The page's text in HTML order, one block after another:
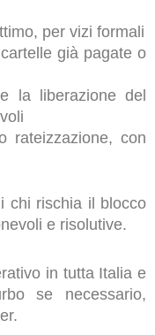
per vizi formali
già pagate o
la liberazione del
rateizzazione, con
chi rischia il blocco
e risolutive.
in tutta Italia e
se necessario,